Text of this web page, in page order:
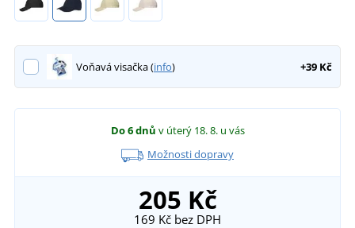
Voňavá visačka (info) +39 Kč
Do 6 dnů v úterý 18. 8. u vás
Možnosti dopravy
205 Kč
169 Kč bez DPH